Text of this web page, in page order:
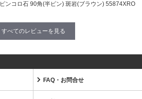
ピンコロ石 90角(半ピン) 斑岩(ブラウン) 55874XRO
すべてのレビューを見る
FAQ・お問合せ